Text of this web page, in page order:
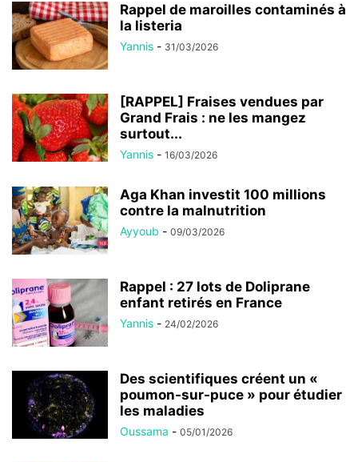
Rappel de maroilles contaminés à
la listeria
Yannis - 31/03/2026
[RAPPEL] Fraises vendues par
Grand Frais : ne les mangez
surtout...
Yannis - 16/03/2026
Aga Khan investit 100 millions
contre la malnutrition
Ayyoub - 09/03/2026
Rappel : 27 lots de Doliprane
enfant retirés en France
Yannis - 24/02/2026
Des scientifiques créent un «
poumon-sur-puce » pour étudier
les maladies
Oussama - 05/01/2026